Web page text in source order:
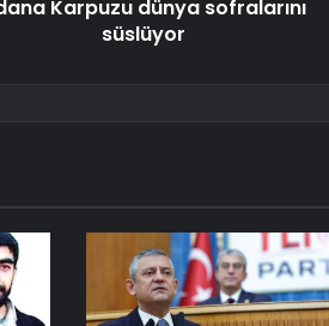
Karpuzu dünya sofralarını
süslüyor